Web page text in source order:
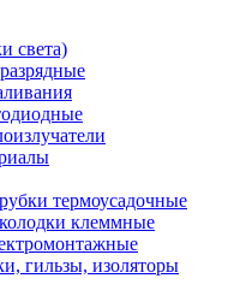
света)
термоусадочные
клеммные
гильзы, изоляторы